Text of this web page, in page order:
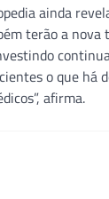
ainda
terão a nova
o que há
afirma.